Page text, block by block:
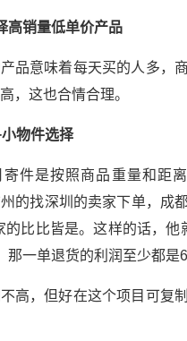
高销量低单价产品
品意味着每天买的人多，
，这也合情合理。
物件选择
寄件是按照商品重量和距
的找深圳的卖家下单，成
的比比皆是。这样的话，
那一单退货的利润至少都是6
高，但好在这个项目可复